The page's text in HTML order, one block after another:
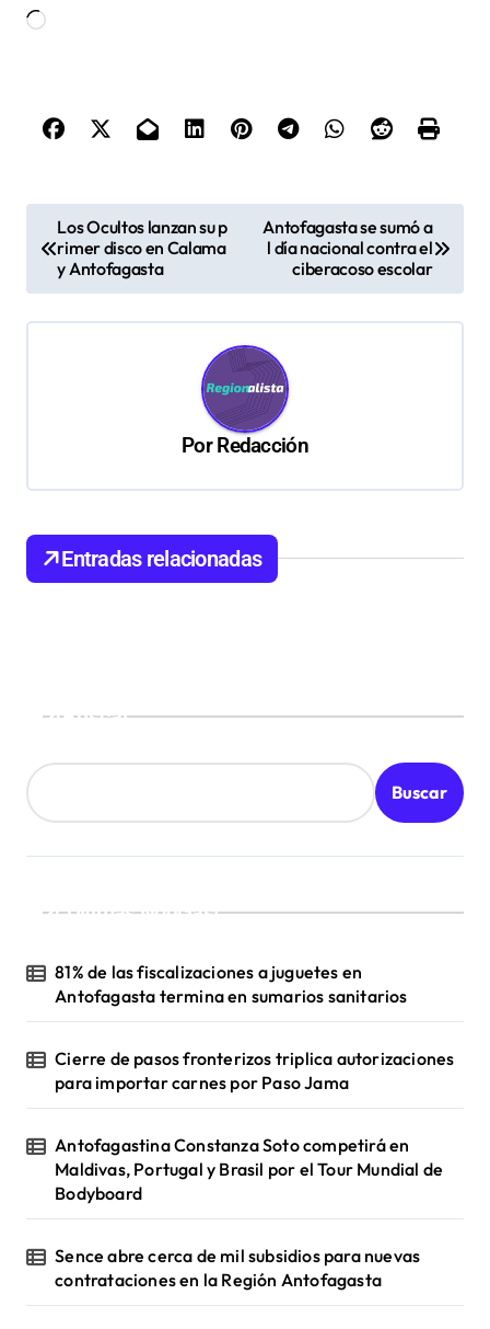
Cargando...
v
e
n
d
a
Los Ocultos lanzan su p
rimer disco en Calama
y Antofagasta
Antofagasta se sumó a
l día nacional contra el
ciberacoso escolar
PorRedacción
Entradas relacionadas
Buscar
Buscar
¡Ultimas Noticias!
81% de las fiscalizaciones a juguetes en
Antofagasta termina en sumarios sanitarios
Cierre de pasos fronterizos triplica autorizaciones
para importar carnes por Paso Jama
Antofagastina Constanza Soto competirá en
Maldivas, Portugal y Brasil por el Tour Mundial de
Bodyboard
Sence abre cerca de mil subsidios para nuevas
contrataciones en la Región Antofagasta